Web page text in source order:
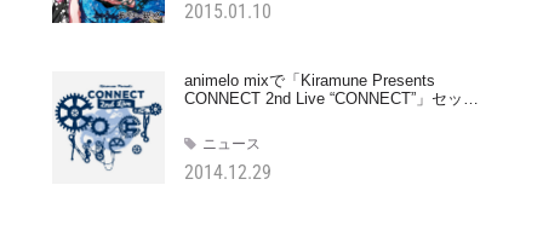
2015.01.10
2014.12.29
animelo mixで「Kiramune Presents
CONNECT 2nd Live “CONNECT”」セット
施！ニュース